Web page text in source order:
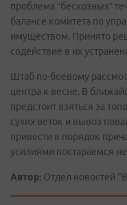
проблема “бесхозных”
балансе комитета по
имуществом. Принято
содействие в их
Штаб по-боевому
центра к весне. В
предстоит взяться за
сухих веток и вывоз
привести в порядок
усилиями постараемся
Автор: Отдел новостей